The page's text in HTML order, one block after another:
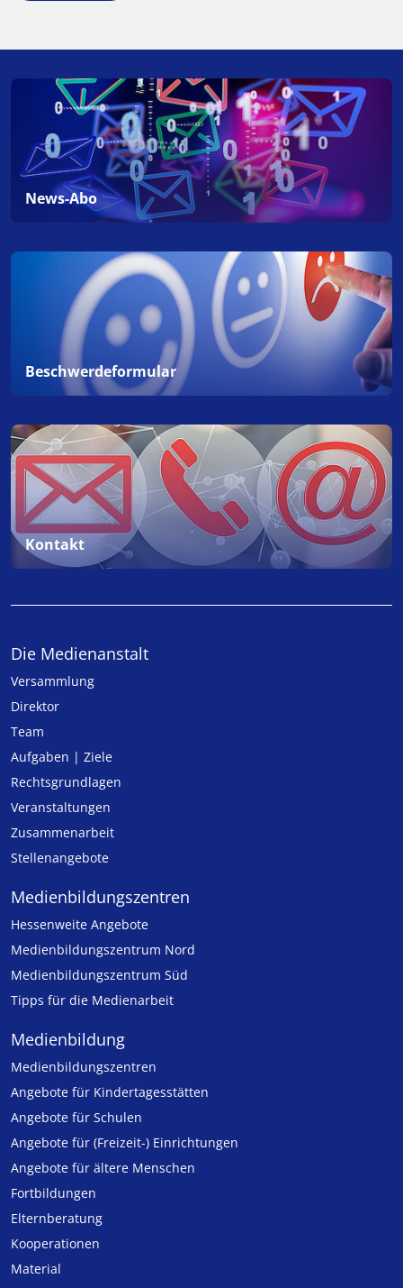
News-Abo
Beschwerdeformular
Kontakt
Die Medienanstalt
Versammlung
Direktor
Team
Aufgaben | Ziele
Rechtsgrundlagen
Veranstaltungen
Zusammenarbeit
Stellenangebote
Medien­bildungs­zentren
Hessenweite Angebote
Medienbildungszentrum Nord
Medienbildungszentrum Süd
Tipps für die Medienarbeit
Medienbildung
Medien­bildungs­zentren
Angebote für Kinder­tages­stätten
Angebote für Schulen
Angebote für (Freizeit-) Ein­rich­tungen
Angebote für ältere Menschen
Fortbildungen
Elternberatung
Kooperationen
Material